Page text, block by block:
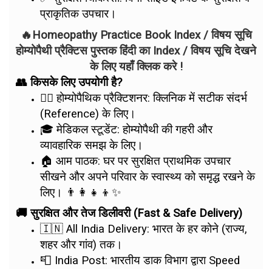
प्राकृतिक उपचार।
🔥Homeopathy Practice Book Index / विषय सूचि
होम्योपैथी प्रैक्टिस पुस्तक हिंदी का Index / विषय सूचि देखने
के लिए यहाँ क्लिक करे !
👥 किसके लिए उपयोगी है?
👨‍⚕️ होम्योपैथिक प्रैक्टिशनर: क्लिनिक में सटीक संदर्भ
(Reference) के लिए।
🎓 मेडिकल स्टूडेंट: होम्योपैथी की गहरी और
व्यावहारिक समझ के लिए।
🏠 आम पाठक: घर पर सुरक्षित प्राथमिक उपचार
सीखने और अपने परिवार के स्वास्थ्य को समृद्ध रखने के
लिए। 👨‍👩‍👧‍👦✨
🚚 सुरक्षित और तेज डिलीवरी (Fast & Safe Delivery)
🇮🇳 All India Delivery: भारत के हर कोने (राज्य,
शहर और गांव) तक।
📮 India Post: भारतीय डाक विभाग द्वारा Speed